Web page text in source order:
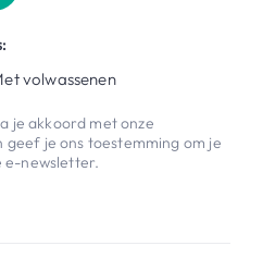
volwassenen
je akkoord met onze
geef je ons toestemming om je
e-newsletter.